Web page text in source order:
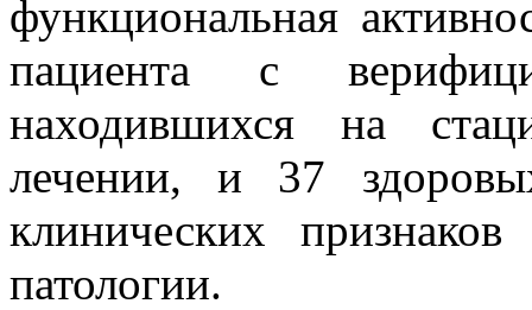
функциональная
пациента с
находившихся на
лечении, и 37
клинических
патологии.